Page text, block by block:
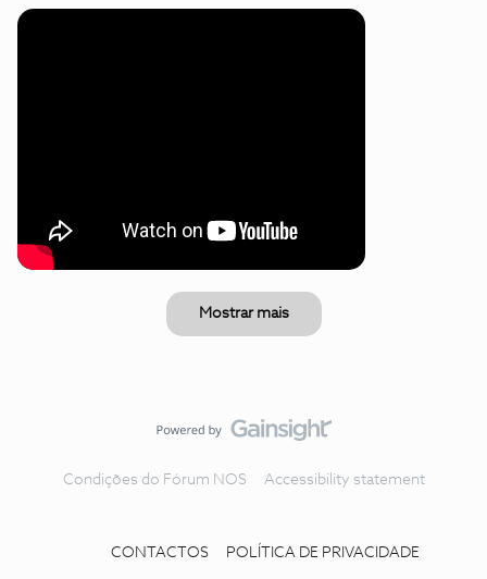
Mostrar mais
Condições do Fórum NOS Accessibility statement
CONTACTOS POLÍTICA DE PRIVACIDADE